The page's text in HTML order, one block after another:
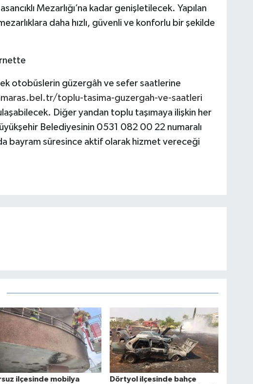
Mezarlığı’na kadar genişletilecek. Yapılan
daha hızlı, güvenli ve konforlu bir şekilde
otobüslerin güzergâh ve sefer saatlerine
toplu-tasima-guzergah-ve-saatleri
Diğer yandan toplu taşımaya ilişkin her
Belediyesinin 0531 082 00 22 numaralı
bayram süresince aktif olarak hizmet vereceği
ilçesinde mobilya
Dörtyol ilçesinde bahçe